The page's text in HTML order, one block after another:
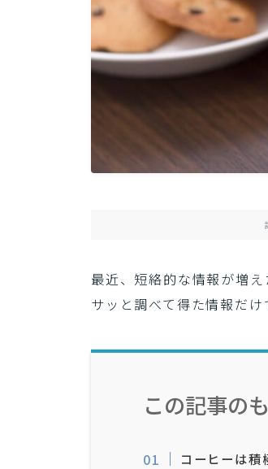
最近、短絡的な情報が増え
サッと調べて得た情報だけ
この記事の
コーヒーは積